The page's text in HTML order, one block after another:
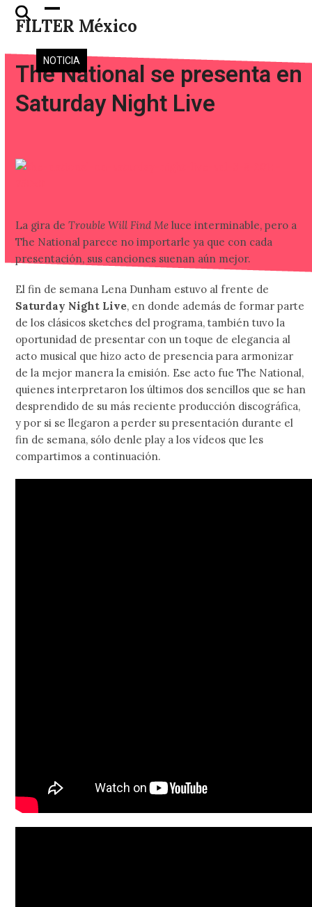
Skip
FILTER México
Open
mobile
menu
Close
mobile
menu
NOTICIA
The National se presenta en
Saturday Night Live
La gira deTrouble Will Find Me luce interminable, pero a
The National parece no importarle ya que con cada
presentación, sus canciones suenan aún mejor.
El fin de semana Lena Dunham estuvo al frente de
Saturday Night Live, en donde además de formar parte
de los clásicos sketches del programa, también tuvo la
oportunidad de presentar con un toque de elegancia al
acto musical que hizo acto de presencia para armonizar
de la mejor manera la emisión. Ese acto fue The National,
quienes interpretaron los últimos dos sencillos que se han
desprendido de su más reciente producción discográfica,
y por si se llegaron a perder su presentación durante el
fin de semana, sólo denle play a los vídeos que les
compartimos a continuación.